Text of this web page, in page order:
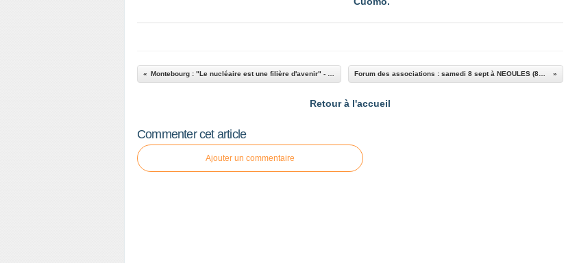
Retour à l'accueil
Commenter cet article
Ajouter un commentaire